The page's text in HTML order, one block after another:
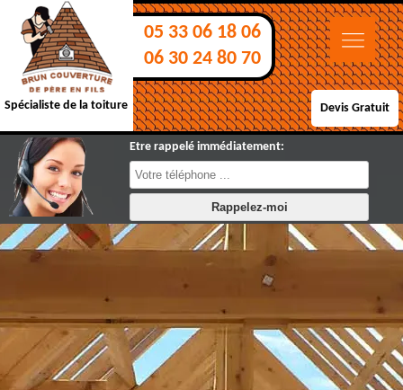
Spécialiste de la toiture
05 33 06 18 06
06 30 24 80 70
Devis Gratuit
Etre rappelé immédiatement: